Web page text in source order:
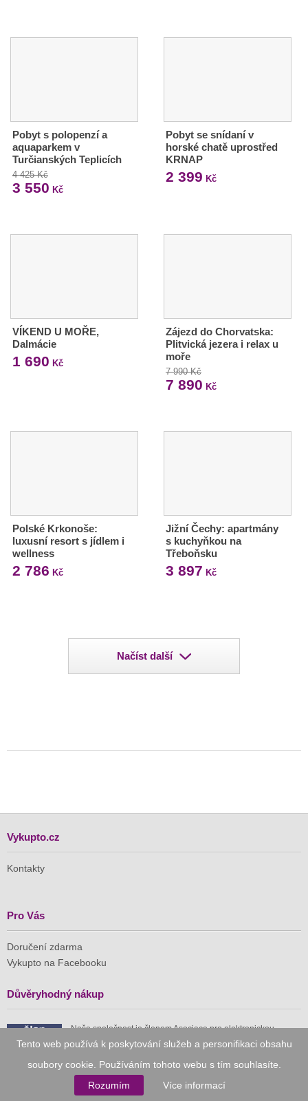
Tento web používá k poskytování služeb a personifikaci obsahu
soubory cookie. Používáním tohoto webu s tím souhlasíte.
Rozumím
Více informací
Pobyt s polopenzí a
aquaparkem v
Turčianských Teplicích
4 425 Kč
3 550 Kč
Pobyt se snídaní v
horské chatě uprostřed
KRNAP
2 399 Kč
VÍKEND U MOŘE,
Dalmácie
1 690 Kč
Zájezd do Chorvatska:
Plitvická jezera i relax u
moře
7 990 Kč
7 890 Kč
Polské Krkonoše:
luxusní resort s jídlem i
wellness
2 786 Kč
Jižní Čechy: apartmány
s kuchyňkou na
Třeboňsku
3 897 Kč
Načíst další
Vykupto.cz
Kontakty
Pro Vás
Doručení zdarma
Vykupto na Facebooku
Důvěryhodný nákup
Naše společnost je členem Asociace pro elektronickou
komerci (APEK)